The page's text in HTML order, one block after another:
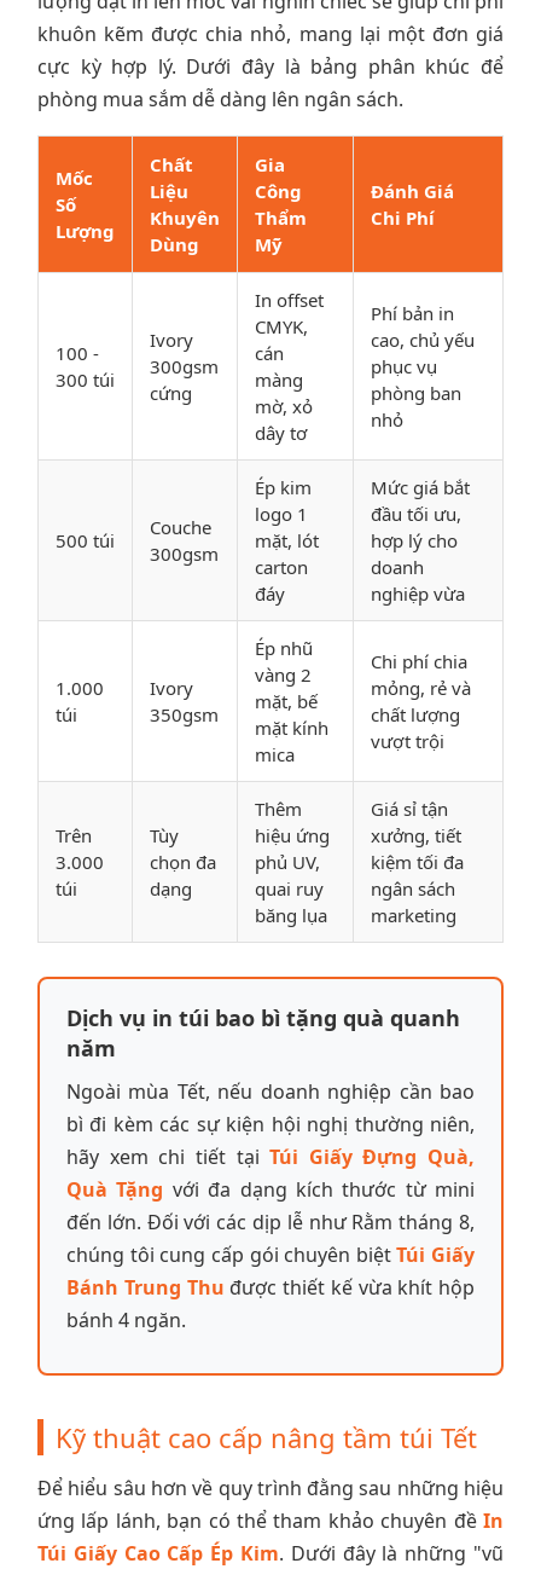
khuôn kẽm được chia nhỏ, mang lại một đơn giá
cực kỳ hợp lý. Dưới đây là bảng phân khúc để
phòng mua sắm dễ dàng lên ngân sách.
Mốc
Số
Lượng
Chất
Liệu
Khuyên
Dùng
Gia
Công
Thẩm
Mỹ
Đánh Giá
Chi Phí
100 -
300 túi
Ivory
300gsm
cứng
In offset
CMYK,
cán
màng
mờ, xỏ
dây tơ
Phí bản in
cao, chủ yếu
phục vụ
phòng ban
nhỏ
500 túi
Couche
300gsm
Ép kim
logo 1
mặt, lót
carton
đáy
Mức giá bắt
đầu tối ưu,
hợp lý cho
doanh
nghiệp vừa
1.000
túi
Ivory
350gsm
Ép nhũ
vàng 2
mặt, bế
mặt kính
mica
Chi phí chia
mỏng, rẻ và
chất lượng
vượt trội
Trên
3.000
túi
Tùy
chọn đa
dạng
Thêm
hiệu ứng
phủ UV,
quai ruy
băng lụa
Giá sỉ tận
xưởng, tiết
kiệm tối đa
ngân sách
marketing
Dịch vụ in túi bao bì tặng quà quanh
năm
Ngoài mùa Tết, nếu doanh nghiệp cần bao
bì đi kèm các sự kiện hội nghị thường niên,
hãy xem chi tiết tạiTúi Giấy Đựng Quà,
Quà Tặng với đa dạng kích thước từ mini
đến lớn. Đối với các dịp lễ như Rằm tháng 8,
chúng tôi cung cấp gói chuyên biệtTúi Giấy
Bánh Trung Thu được thiết kế vừa khít hộp
bánh 4 ngăn.
Kỹ thuật cao cấp nâng tầm túi Tết
Để hiểu sâu hơn về quy trình đằng sau những hiệu
ứng lấp lánh, bạn có thể tham khảo chuyên đề In
Túi Giấy Cao Cấp Ép Kim. Dưới đây là những "vũ